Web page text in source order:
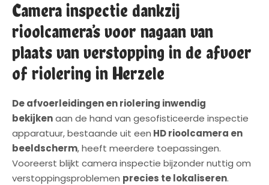
Camera inspectie dankzij
rioolcamera’s voor nagaan van
plaats van verstopping in de afvoer
of riolering in Herzele
De afvoerleidingen en riolering inwendig
bekijkenaan de hand van gesofisticeerde inspectie
apparatuur, bestaande uit een HD rioolcamera en
beeldscherm, heeft meerdere toepassingen.
Vooreerst blijkt camera inspectie bijzonder nuttig om
verstoppingsproblemen precies te lokaliseren.